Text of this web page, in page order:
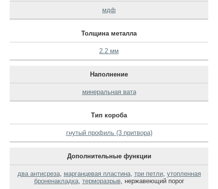
мдф
Толщина металла
2.2 мм
Наполнение
минеральная вата
Тип короба
гнутый профиль (3 притвора)
Дополнительные функции
два антисреза, марганцевая пластина, три петли, утопленная
броненакладка, терморазрыв, нержавеющий порог